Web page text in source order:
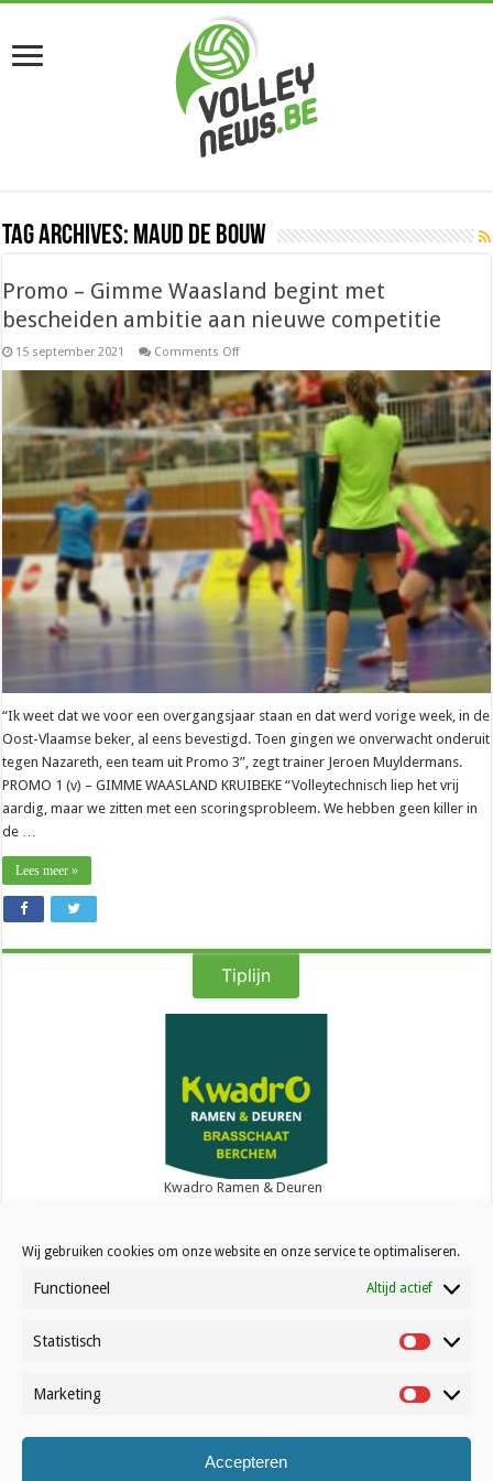
Wij gebruiken cookies om onze website en onze service te optimaliseren.
Functioneel Altijd actief
Statistisch Statistisch
Marketing
Accepteren
Tag Archives: Maud De Bouw
Promo – Gimme Waasland begint met
bescheiden ambitie aan nieuwe competitie
15 september 2021 Comments Offon
–
Gimme
Waasland
begint
met
bescheiden
ambitie
aan
nieuwe
competitie
“Ik weet dat we voor een overgangsjaar staan en dat werd vorige week, in de
Oost-Vlaamse beker, al eens bevestigd. Toen gingen we onverwacht onderuit
tegen Nazareth, een team uit Promo 3”, zegt trainer Jeroen Muyldermans.
PROMO 1 (v) – GIMME WAASLAND KRUIBEKE “Volleytechnisch liep het vrij
aardig, maar we zitten met een scoringsprobleem. We hebben geen killer in
de …
Lees meer »
Tiplijn
Kwadro Ramen & Deuren
Contact